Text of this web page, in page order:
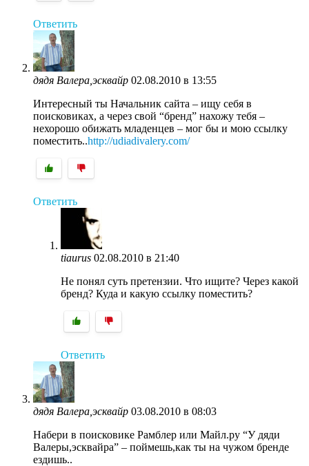
Ответить
дядя Валера,эсквайр 02.08.2010 в 13:55
Интересный ты Начальник сайта – ищу себя в
поисковиках, а через свой “бренд” нахожу тебя –
нехорошо обижать младенцев – мог бы и мою ссылку
поместить..http://udiadivalery.com/
Ответить
tiaurus 02.08.2010 в 21:40
Не понял суть претензии. Что ищите? Через какой
бренд? Куда и какую ссылку поместить?
Ответить
дядя Валера,эсквайр 03.08.2010 в 08:03
Набери в поисковике Рамблер или Майл.ру “У дяди
Валеры,эсквайра” – поймешь,как ты на чужом бренде
ездишь..